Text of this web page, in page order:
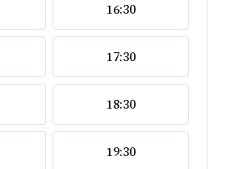
16:30
17:30
18:30
19:30